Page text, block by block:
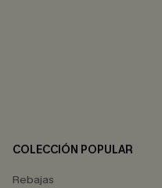
COLECCIÓN POPULAR
Rebajas